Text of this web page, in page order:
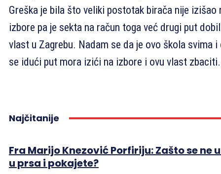
Greška je bila što veliki postotak birača nije izišao
izbore pa je sekta na račun toga već drugi put
vlast u Zagrebu. Nadam se da je ovo škola svima i
se idući put mora izići na izbore i ovu vlast zbaciti.
Najčitanije
Fra Marijo Knezović Porfiriju: Zašto se ne
u prsa i pokajete?